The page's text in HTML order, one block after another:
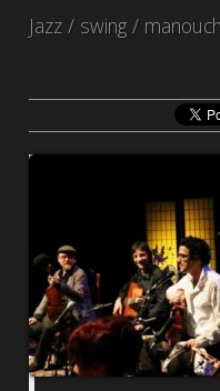
Jazz / swing /